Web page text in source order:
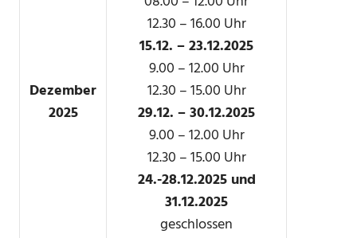
Dezember
2025
12.30 – 16.00 Uhr
15.12. – 23.12.2025
9.00 – 12.00 Uhr
12.30 – 15.00 Uhr
29.12. – 30.12.2025
9.00 – 12.00 Uhr
12.30 – 15.00 Uhr
24.-28.12.2025 und
31.12.2025
geschlossen